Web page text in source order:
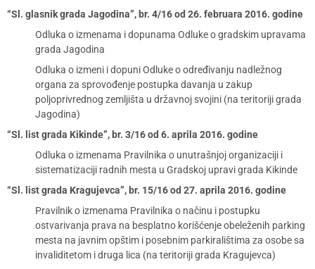
“Sl. glasnik grada Jagodina”, br. 4/16 od 26. februara 2016. godine
Odluka o izmenama i dopunama Odluke o gradskim upravama
grada Jagodina
Odluka o izmeni i dopuni Odluke o određivanju nadležnog
organa za sprovođenje postupka davanja u zakup
poljoprivrednog zemljišta u državnoj svojini (na teritoriji grada
Jagodina)
“Sl. list grada Kikinde”, br. 3/16 od 6. aprila 2016. godine
Odluka o izmenama Pravilnika o unutrašnjoj organizaciji i
sistematizaciji radnih mesta u Gradskoj upravi grada Kikinde
“Sl. list grada Kragujevca”, br. 15/16 od 27. aprila 2016. godine
Pravilnik o izmenama Pravilnika o načinu i postupku
ostvarivanja prava na besplatno korišćenje obeleženih parking
mesta na javnim opštim i posebnim parkiralištima za osobe sa
invaliditetom i druga lica (na teritoriji grada Kragujevca)